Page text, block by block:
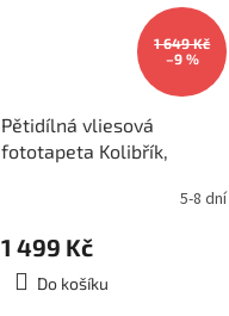
1 649 Kč
–9 %
Pětidílná vliesová
fototapeta Kolibřík,
5-8 dní
1 499 Kč
Do košíku